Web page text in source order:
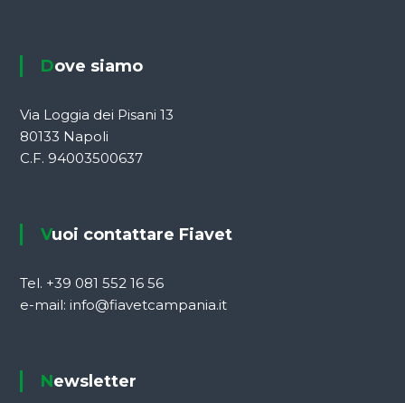
Dove siamo
Via Loggia dei Pisani 13
80133 Napoli
C.F. 94003500637
Vuoi contattare Fiavet
Tel. +39 081 552 16 56
e-mail: info@fiavetcampania.it
Newsletter